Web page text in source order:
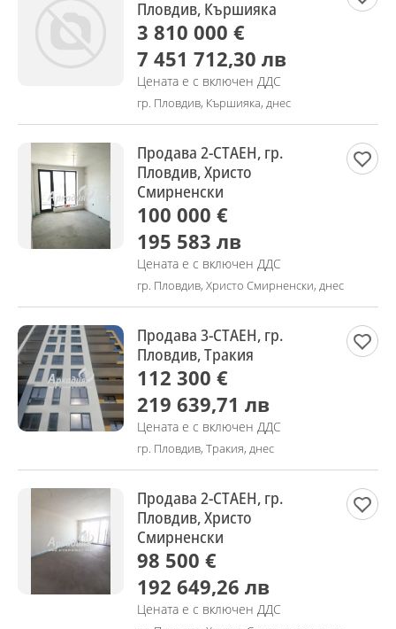
Пловдив, Кършияка
3 810 000 €
7 451 712,30 лв
Цената е с включен ДДС
гр. Пловдив, Кършияка, днес
Продава 2-СТАЕН, гр.
Пловдив, Христо
Смирненски
100 000 €
195 583 лв
Цената е с включен ДДС
гр. Пловдив, Христо Смирненски, днес
Продава 3-СТАЕН, гр.
Пловдив, Тракия
112 300 €
219 639,71 лв
Цената е с включен ДДС
гр. Пловдив, Тракия, днес
Продава 2-СТАЕН, гр.
Пловдив, Христо
Смирненски
98 500 €
192 649,26 лв
Цената е с включен ДДС